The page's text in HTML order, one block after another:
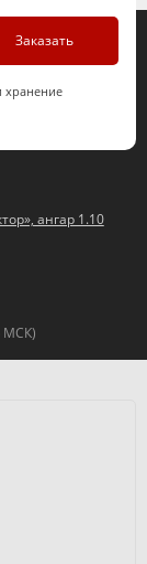
Заказать
хранение
ангар 1.10
МСК)